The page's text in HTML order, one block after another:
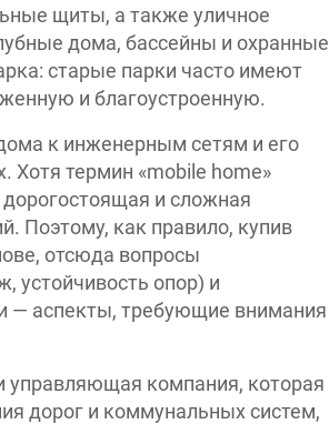
щиты, а также уличное
дома, бассейны и охранные
старые парки часто имеют
и благоустроенную.
к инженерным сетям и его
Хотя термин «mobile home»
и сложная
Поэтому, как правило, купив
отсюда вопросы
устойчивость опор) и
— аспекты, требующие внимания
компания, которая
дорог и коммунальных систем,